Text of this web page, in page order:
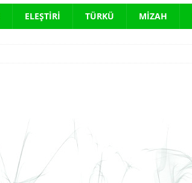
ELEŞTIRI TÜRKÜ MIZAH